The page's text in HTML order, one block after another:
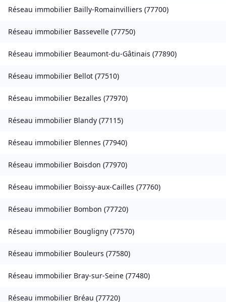
Réseau immobilier Bailly-Romainvilliers (77700)
Réseau immobilier Bassevelle (77750)
Réseau immobilier Beaumont-du-Gâtinais (77890)
Réseau immobilier Bellot (77510)
Réseau immobilier Bezalles (77970)
Réseau immobilier Blandy (77115)
Réseau immobilier Blennes (77940)
Réseau immobilier Boisdon (77970)
Réseau immobilier Boissy-aux-Cailles (77760)
Réseau immobilier Bombon (77720)
Réseau immobilier Bougligny (77570)
Réseau immobilier Bouleurs (77580)
Réseau immobilier Bray-sur-Seine (77480)
Réseau immobilier Bréau (77720)